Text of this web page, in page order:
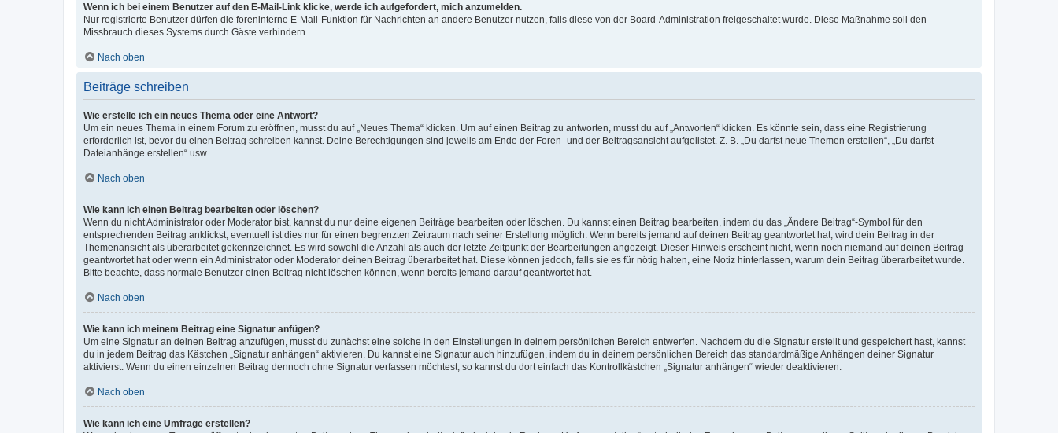
Wenn ich bei einem Benutzer auf den E-Mail-Link klicke, werde ich aufgefordert, mich anzumelden.
Nur registrierte Benutzer dürfen die foreninterne E-Mail-Funktion für Nachrichten an andere Benutzer nutzen, falls diese von der Board-Administration freigeschaltet wurde. Diese Maßnahme soll den
Missbrauch dieses Systems durch Gäste verhindern.
Nach oben
Beiträge schreiben
Wie erstelle ich ein neues Thema oder eine Antwort?
Um ein neues Thema in einem Forum zu eröffnen, musst du auf „Neues Thema“ klicken. Um auf einen Beitrag zu antworten, musst du auf „Antworten“ klicken. Es könnte sein, dass eine Registrierung
erforderlich ist, bevor du einen Beitrag schreiben kannst. Deine Berechtigungen sind jeweils am Ende der Foren- und der Beitragsansicht aufgelistet. Z. B. „Du darfst neue Themen erstellen“, „Du darfst
Dateianhänge erstellen“ usw.
Nach oben
Wie kann ich einen Beitrag bearbeiten oder löschen?
Wenn du nicht Administrator oder Moderator bist, kannst du nur deine eigenen Beiträge bearbeiten oder löschen. Du kannst einen Beitrag bearbeiten, indem du das „Ändere Beitrag“-Symbol für den
entsprechenden Beitrag anklickst; eventuell ist dies nur für einen begrenzten Zeitraum nach seiner Erstellung möglich. Wenn bereits jemand auf deinen Beitrag geantwortet hat, wird dein Beitrag in der
Themenansicht als überarbeitet gekennzeichnet. Es wird sowohl die Anzahl als auch der letzte Zeitpunkt der Bearbeitungen angezeigt. Dieser Hinweis erscheint nicht, wenn noch niemand auf deinen Beitrag
geantwortet hat oder wenn ein Administrator oder Moderator deinen Beitrag überarbeitet hat. Diese können jedoch, falls sie es für nötig halten, eine Notiz hinterlassen, warum dein Beitrag überarbeitet wurde.
Bitte beachte, dass normale Benutzer einen Beitrag nicht löschen können, wenn bereits jemand darauf geantwortet hat.
Nach oben
Wie kann ich meinem Beitrag eine Signatur anfügen?
Um eine Signatur an deinen Beitrag anzufügen, musst du zunächst eine solche in den Einstellungen in deinem persönlichen Bereich entwerfen. Nachdem du die Signatur erstellt und gespeichert hast, kannst
du in jedem Beitrag das Kästchen „Signatur anhängen“ aktivieren. Du kannst eine Signatur auch hinzufügen, indem du in deinem persönlichen Bereich das standardmäßige Anhängen deiner Signatur
aktivierst. Wenn du einen einzelnen Beitrag dennoch ohne Signatur verfassen möchtest, so kannst du dort einfach das Kontrollkästchen „Signatur anhängen“ wieder deaktivieren.
Nach oben
Wie kann ich eine Umfrage erstellen?